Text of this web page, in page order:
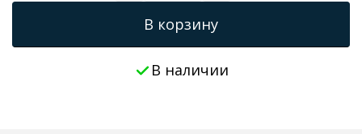
В корзину
В наличии